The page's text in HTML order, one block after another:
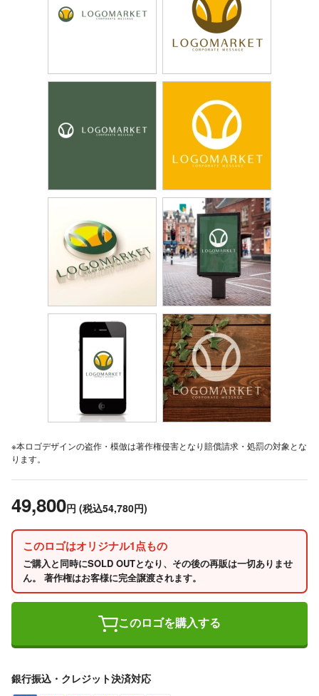
※本ロゴデザインの盗作・模倣は著作権侵害となり賠償請求・処罰の対象とな
ります。
49,800円 (税込54,780円)
このロゴはオリジナル1点もの
ご購入と同時にSOLD OUTとなり、その後の再販は一切ありませ
ん。 著作権はお客様に完全譲渡されます。
このロゴを購入する
銀行振込・クレジット決済対応